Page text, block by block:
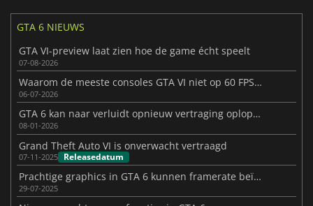
GTA 6 NIEUWS
GTA VI-preview laat zien hoe de game écht speelt
07-08-2026
Waarom de meeste consoles GTA VI niet op 60 FPS kunnen draaien
06-07-2026
GTA 6 kan naar verluidt opnieuw vertraging oplopen
08-01-2026
Grand Theft Auto VI is onverwacht vertraagd
07-11-2025 Releasedatum
Prachtige graphics in GTA 6 kunnen framerate beïnvloeden
29-07-2025